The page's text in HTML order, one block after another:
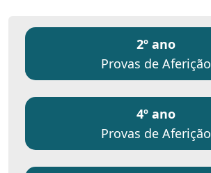
2º ano
Provas de Aferição
4º ano
Provas de Aferição